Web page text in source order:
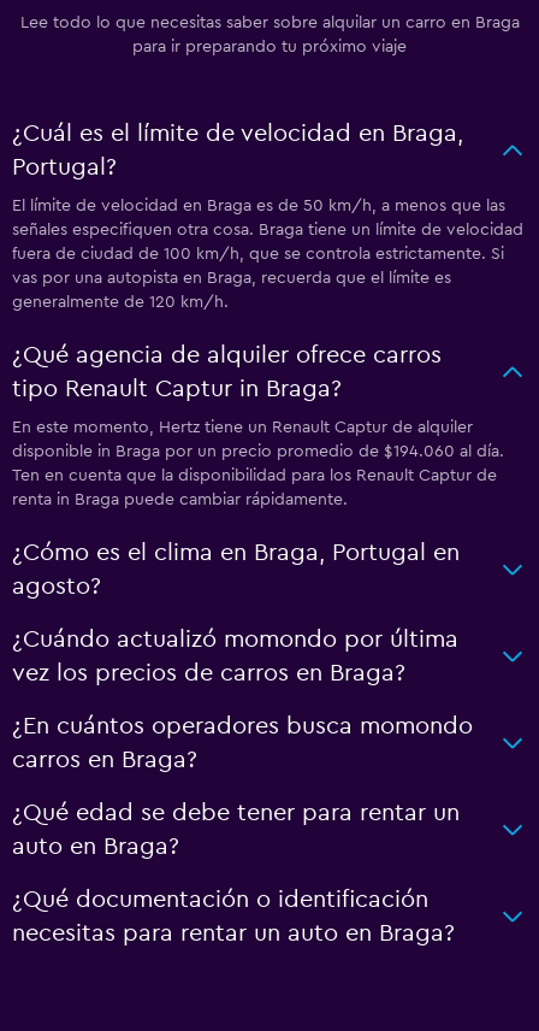
Lee todo lo que necesitas saber sobre alquilar un carro en Braga
para ir preparando tu próximo viaje
¿Cuál es el límite de velocidad en Braga,
Portugal?
El límite de velocidad en Braga es de 50 km/h, a menos que las
señales especifiquen otra cosa. Braga tiene un límite de velocidad
fuera de ciudad de 100 km/h, que se controla estrictamente. Si
vas por una autopista en Braga, recuerda que el límite es
generalmente de 120 km/h.
¿Qué agencia de alquiler ofrece carros
tipo Renault Captur in Braga?
En este momento, Hertz tiene un Renault Captur de alquiler
disponible in Braga por un precio promedio de $194.060 al día.
Ten en cuenta que la disponibilidad para los Renault Captur de
renta in Braga puede cambiar rápidamente.
¿Cómo es el clima en Braga, Portugal en
agosto?
¿Cuándo actualizó momondo por última
vez los precios de carros en Braga?
¿En cuántos operadores busca momondo
carros en Braga?
¿Qué edad se debe tener para rentar un
auto en Braga?
¿Qué documentación o identificación
necesitas para rentar un auto en Braga?